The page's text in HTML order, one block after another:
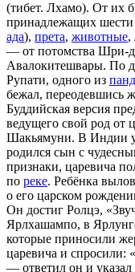
(тибет. Лхамо). От их
принадлежащих шести
ада), прета, животные,
— от потомства Шри-
Авалокитешвары. По
Рупати, одного из
бежал, переодевшись
Буддийская версия
ведущего свой род от
Шакьямуни. В Индии
родился сын с
признаки, царевича
по реке. Ребёнка
о его царском
Он достиг Ролцэ,
Ярлхашампо, в
которые приносили
царевича и спросили:
— ответил он и